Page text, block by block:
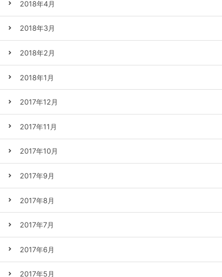
2018年4月
2018年3月
2018年2月
2018年1月
2017年12月
2017年11月
2017年10月
2017年9月
2017年8月
2017年7月
2017年6月
2017年5月